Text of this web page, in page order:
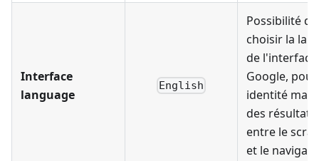
Interface
language
English
Possibilité de
choisir la
de l'interface
Google,
identité
des résultats
entre le
et le